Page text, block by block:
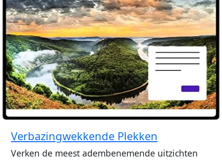
Verbazingwekkende Plekken
Verken de meest adembenemende uitzichten